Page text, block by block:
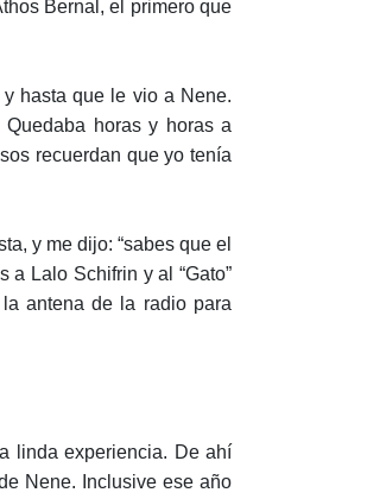
Bernal, el primero que
hasta que le vio a Nene.
horas y horas a
recuerdan que yo tenía
y me dijo: “sabes que el
a Lalo Schifrin y al “Gato”
antena de la radio para
linda experiencia. De ahí
Nene. Inclusive ese año